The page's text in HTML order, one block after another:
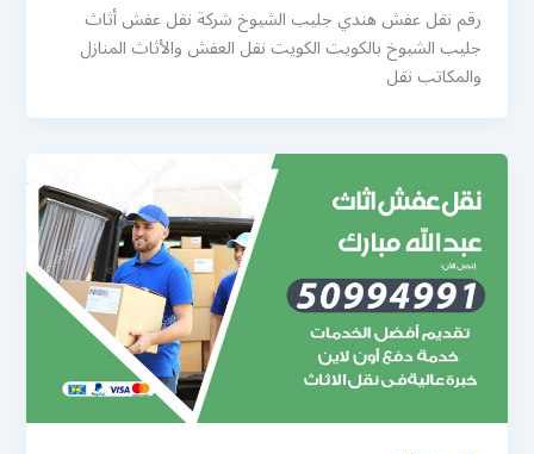
رقم نقل عفش هندي جليب الشيوخ شركة نقل عفش أثاث
جليب الشيوخ بالكويت الكويت نقل العفش والأثاث المنازل
والمكاتب نقل